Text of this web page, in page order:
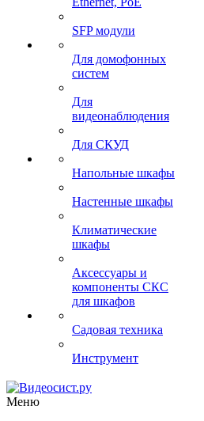
SFP модули
Для домофонных
систем
Для
видеонаблюдения
Для СКУД
Напольные шкафы
Настенные шкафы
Климатические
шкафы
Аксессуары и
компоненты СКС
для шкафов
Садовая техника
Инструмент
Меню